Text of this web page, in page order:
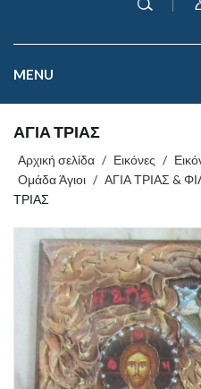
MENU
ΑΓΙΑ ΤΡΙΑΣ
Αρχική σελίδα / Εικόνες /
Ομάδα Άγιοι / ΑΓΙΑ ΤΡΙΑΣ &
ΤΡΙΑΣ